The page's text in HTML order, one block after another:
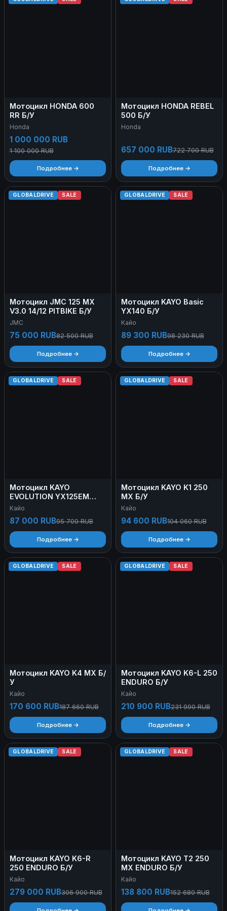
Мотоцикл HONDA 600
RR Б/У
Honda
1 000 000 RUB
1 100 000 RUB
Подробнее →
Мотоцикл HONDA REBEL
500 Б/У
Honda
657 000 RUB722 700 RUB
Подробнее →
GLOBALDRIVE SALE
Мотоцикл JMC 125 MX
V3.0 14/12 PITBIKE Б/У
JMC
75 000 RUB82 500 RUB
Подробнее →
GLOBALDRIVE SALE
Мотоцикл KAYO Basic
YX140 Б/У
Кайо
89 300 RUB98 230 RUB
Подробнее →
GLOBALDRIVE SALE
Мотоцикл KAYO
EVOLUTION YX125EM
PITBIKE Б/У
Кайо
87 000 RUB95 700 RUB
Подробнее →
GLOBALDRIVE SALE
Мотоцикл KAYO K1 250
MX Б/У
Кайо
94 600 RUB104 060 RUB
Подробнее →
GLOBALDRIVE SALE
Мотоцикл KAYO K4 MX Б/
У
Кайо
170 600 RUB187 660 RUB
Подробнее →
GLOBALDRIVE SALE
Мотоцикл KAYO K6-L 250
ENDURO Б/У
Кайо
210 900 RUB231 990 RUB
Подробнее →
GLOBALDRIVE SALE
Мотоцикл KAYO K6-R
250 ENDURO Б/У
Кайо
279 000 RUB306 900 RUB
GLOBALDRIVE SALE
Мотоцикл KAYO T2 250
MX ENDURO Б/У
Кайо
138 800 RUB152 680 RUB